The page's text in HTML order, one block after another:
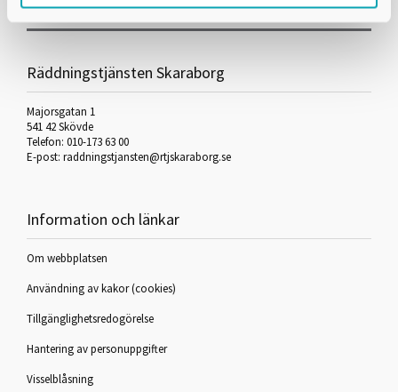
Räddningstjänsten Skaraborg
Majorsgatan 1
541 42 Skövde
Telefon: 010-173 63 00
E-post: raddningstjansten@rtjskaraborg.se
Information och länkar
Om webbplatsen
Användning av kakor (cookies)
Tillgänglighetsredogörelse
Hantering av personuppgifter
Visselblåsning